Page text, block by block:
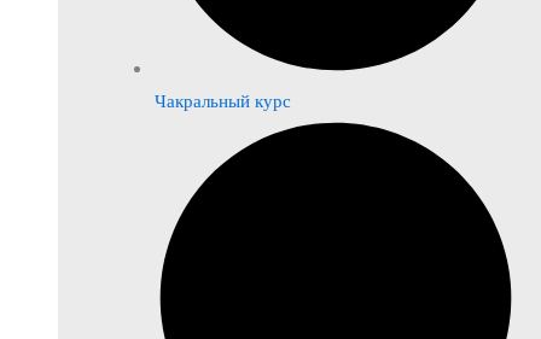
Чакральный курс